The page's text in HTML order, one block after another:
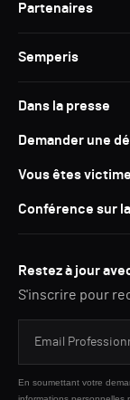
Partenaires
Semperis
Dans la presse
Demander une
Vous êtes
Conférence sur
Restez à jour
S'inscrire pour
En soumettant votre